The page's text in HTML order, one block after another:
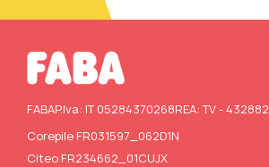
FABAP.Iva: IT 05284370268REA: TV - 432882
Corepile FR031597_062D1N
Citeo FR234662_01CUJX